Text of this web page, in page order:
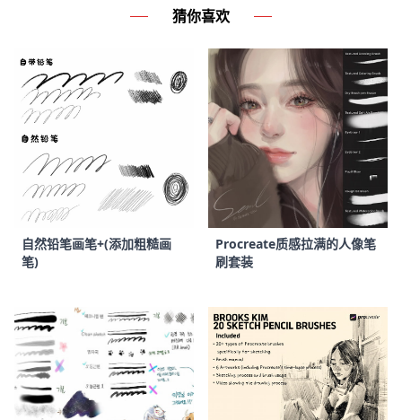
猜你喜欢
自然铅笔画笔+(添加粗糙画
笔)
Procreate质感拉满的人像笔
刷套装